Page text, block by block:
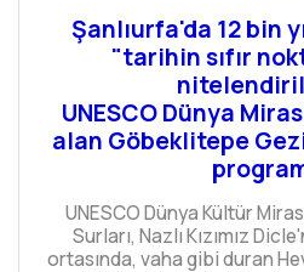
Şanlıurfa'da 12 bin
"tarihin sıfır
UNESCO Dünya
alan Göbeklitepe
UNESCO Dünya Kültür
Surları, Nazlı Kızımız
ortasında, vaha gibi duran